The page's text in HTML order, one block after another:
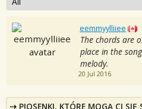
eemmyylliiee
The chords are
place in the
melody.
20 Jul 2016
PIOSENKI, KTÓRE MOGĄ CI SIĘ